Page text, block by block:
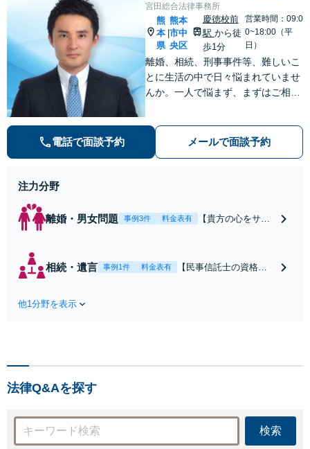
宮田総合法律事務所
熊
本
県
熊本
市中
央区
慶徳校前
駅 から徒
歩1分
営業時間：09:0
0~18:00（平
日）
離婚、相続、刑事事件等、難しいこ
とに生活の中で日々悩まれていませ
んか。一人で悩まず、まずはご相談
きるか、解決できるとしてどういっ
た解決策があるかご提案します。
電話で面談予約 メールで面談予約
注力分野
離婚・男女問題 事例3件 料金表有
【貴方の心をサポ
べき項目も多く、
相続・遺言 事例1件 料金表有
【民事信託士の資格を
与／相続放棄／調停な
他1分野を表示
法律Q&Aを探す
検索